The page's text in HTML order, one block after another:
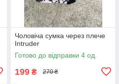
Чоловіча сумка через плече
Intruder
Готово до відправки 4 од.
199 ₴ 270 ₴